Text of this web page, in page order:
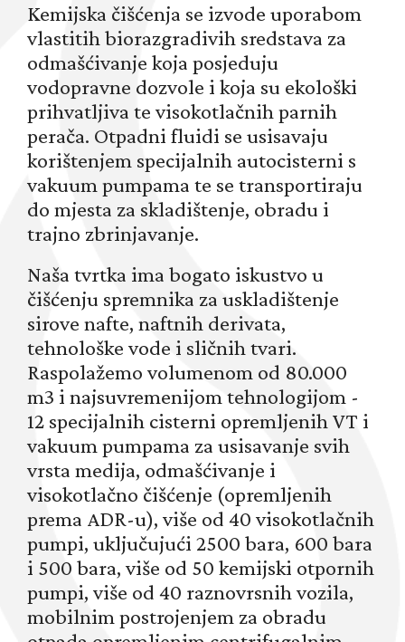
Kemijska čišćenja se izvode uporabom
vlastitih biorazgradivih sredstava za
odmašćivanje koja posjeduju
vodopravne dozvole i koja su ekološki
prihvatljiva te visokotlačnih parnih
perača. Otpadni fluidi se usisavaju
korištenjem specijalnih autocisterni s
vakuum pumpama te se transportiraju
do mjesta za skladištenje, obradu i
trajno zbrinjavanje.
Naša tvrtka ima bogato iskustvo u
čišćenju spremnika za uskladištenje
sirove nafte, naftnih derivata,
tehnološke vode i sličnih tvari.
Raspolažemo volumenom od 80.000
m3 i najsuvremenijom tehnologijom -
12 specijalnih cisterni opremljenih VT i
vakuum pumpama za usisavanje svih
vrsta medija, odmašćivanje i
visokotlačno čišćenje (opremljenih
prema ADR-u), više od 40 visokotlačnih
pumpi, uključujući 2500 bara, 600 bara
i 500 bara, više od 50 kemijski otpornih
pumpi, više od 40 raznovrsnih vozila,
mobilnim postrojenjem za obradu